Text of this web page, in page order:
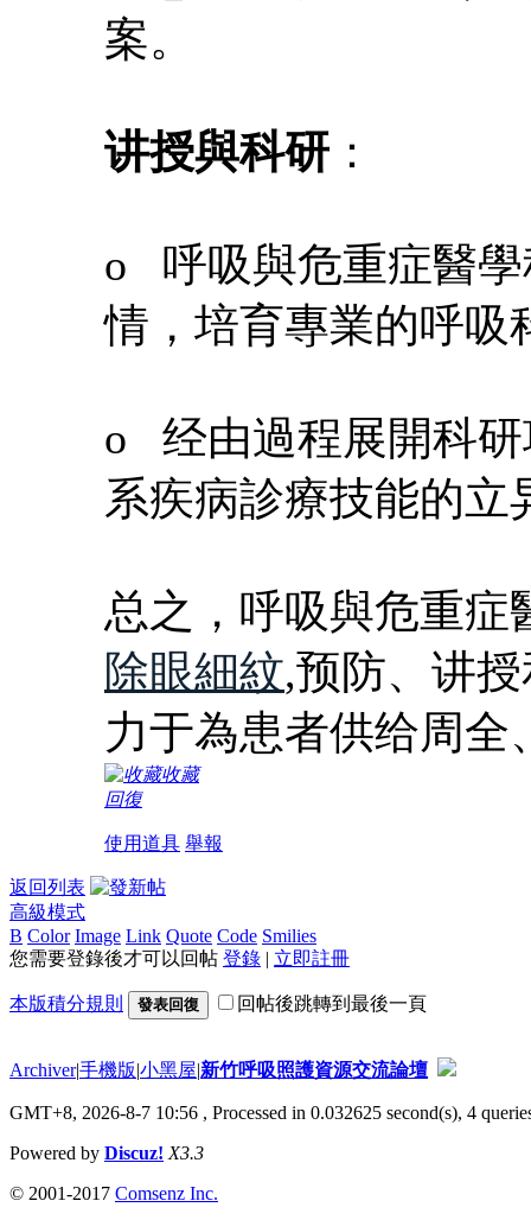
案。
讲授與科研 ：
o 呼吸與危重症醫學
情，培育專業的呼吸
o 经由過程展開科研
系疾病診療技能的立
总之，呼吸與危重症
除眼細紋,预防、讲
力于為患者供给周全
收藏
回復
使用道具 舉報
返回列表
高級模式
B Color Image Link Quote Code Smilies
您需要登錄後才可以回帖 登錄 | 立即註冊
本版積分規則 發表回復 回帖後跳轉到最後一頁
Archiver|手機版|小黑屋|新竹呼吸照護資源交流論壇
GMT+8, 2026-8-7 10:56 , Processed in 0.032625 second(s), 4
Powered by Discuz! X3.3
© 2001-2017 Comsenz Inc.